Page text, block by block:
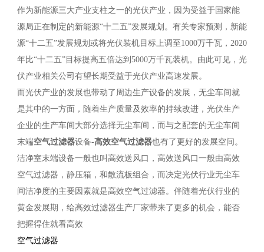
作为新能源三大产业支柱之一的光伏产业，因为受益于国家能
源局正在制定的新能源“十二五”发展规划。有关专家预测，新能
源“十二五”发展规划或将光伏装机目标上调至1000万千瓦，2020
年比“十二五”目标提高五倍达到5000万千瓦装机。由此可见，光
伏产业相关公司有望长期受益于光伏产业高速发展。
而光伏产业的发展也带动了周边生产设备的发展，无尘车间就
是其中的一方面，随着生产质量及效率的持续改进，光伏生产
企业的生产车间大部分选择无尘车间，而与之配套的无尘车间
末端空气过滤器设备-高效空气过滤器也有了更好的发展空间。
洁净室末端设备一般也叫高效送风口，高效送风口一般由高效
空气过滤器，静压箱，和散流板组合，而决定光伏行业无尘车
间洁净度的主要因素就是高效空气过滤器。伴随着光伏行业的
黄金发展期，给高效过滤器生产厂家带来了更多的机会，能否
把握得住就看高效
空气过滤器